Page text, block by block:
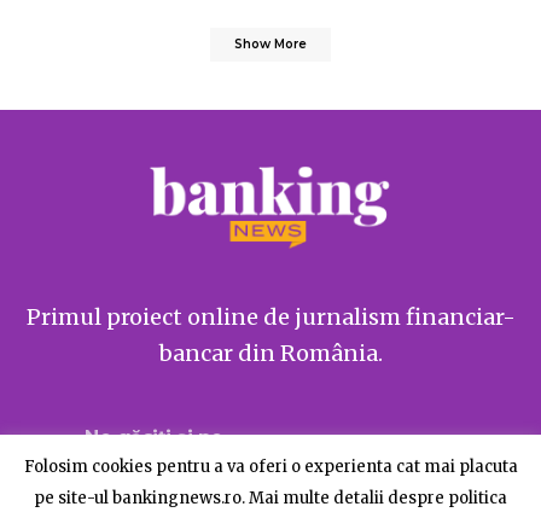
Show More
Primul proiect online de jurnalism financiar-
bancar din România.
Ne găsiți și pe
Folosim cookies pentru a va oferi o experienta cat mai placuta
pe site-ul bankingnews.ro. Mai multe detalii despre politica